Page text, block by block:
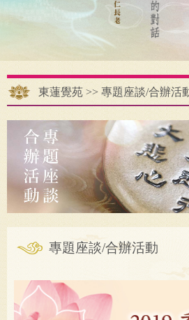
東蓮覺苑 >> 專題座談/合辦活
專題座談/合辦活動